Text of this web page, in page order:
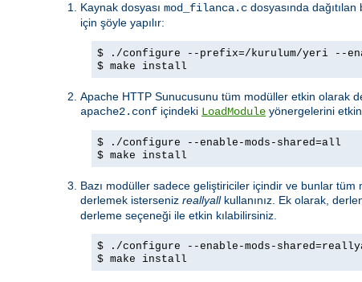
Kaynak dosyası mod_filanca.c dosyasında dağıtılan
için şöyle yapılır:
$ ./configure --prefix=/kurulum/yeri --
$ make install
Apache HTTP Sunucusunu tüm modüller etkin olarak
apache2.conf içindeki LoadModule yönergelerini
$ ./configure --enable-mods-shared=all
$ make install
Bazı modüller sadece geliştiriciler içindir ve bunlar
derlemek isterseniz reallyallkullanınız. Ek olarak,
derleme seçeneği ile etkin kılabilirsiniz.
$ ./configure --enable-mods-
$ make install